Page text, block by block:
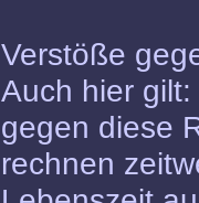
Verstöße
Auch hier
gegen diese
rechnen